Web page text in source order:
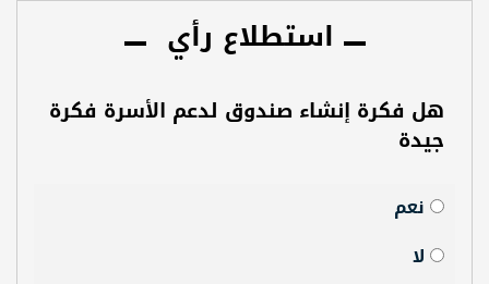
استطلاع رأي
هل فكرة إنشاء صندوق لدعم الأسرة فكرة
جيدة
نعم
لا